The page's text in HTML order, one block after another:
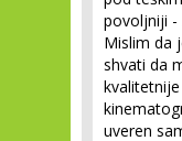
povoljniji -
Mislim da
shvati da
uveren